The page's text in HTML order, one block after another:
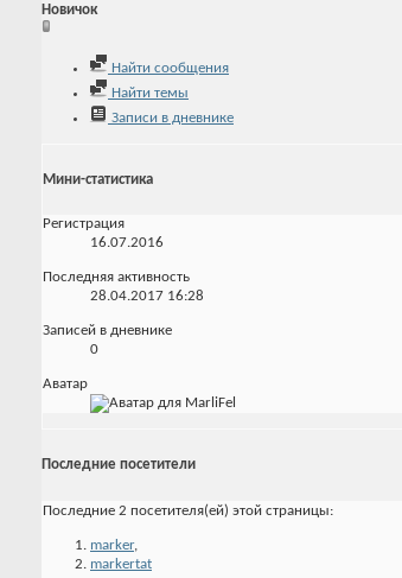
Новичок
Найти сообщения
Найти темы
Записи в дневнике
Мини-статистика
Регистрация
16.07.2016
Последняя активность
28.04.2017 16:28
Записей в дневнике
0
Аватар
Последние посетители
Последние 2 посетителя(ей) этой страницы:
marker,
markertat